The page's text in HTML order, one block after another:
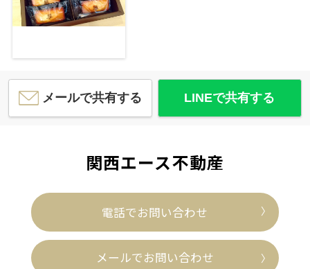
メールで共有する LINEで共有する
関西エース不動産
電話でお問い合わせ
メールでお問い合わせ